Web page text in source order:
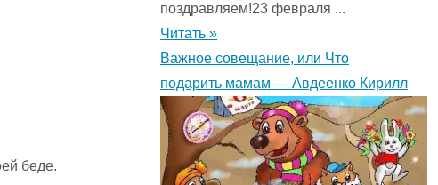
беде.
поздравляем!23 февраля ...
Читать »
Важное совещание, или Что
подарить мамам — Авдеенко Кирилл